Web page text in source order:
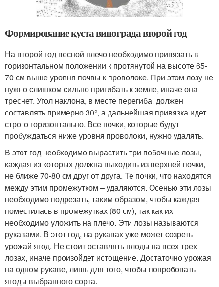
Формирование куста винограда второй год
На второй год весной плечо необходимо привязать в
горизонтальном положении к протянутой на высоте 65-
70 см выше уровня почвы к проволоке. При этом лозу не
нужно слишком сильно пригибать к земле, иначе она
треснет. Угол наклона, в месте перегиба, должен
составлять примерно 30°, а дальнейшая привязка идет
строго горизонтально. Все почки, которые будут
пробуждаться ниже уровня проволоки, нужно удалять.
В этот год необходимо вырастить три побочные лозы,
каждая из которых должна выходить из верхней почки,
не ближе 70-80 см друг от друга. Те почки, что находятся
между этим промежутком – удаляются. Осенью эти лозы
необходимо подрезать, таким образом, чтобы каждая
поместилась в промежутках (80 см), так как их
необходимо уложить на плечо. Эти лозы называются
рукавами. В этот год, на рукавах уже может созреть
урожай ягод. Не стоит оставлять плоды на всех трех
лозах, иначе произойдет истощение. Достаточно урожая
на одном рукаве, лишь для того, чтобы попробовать
ягоды выбранного сорта.